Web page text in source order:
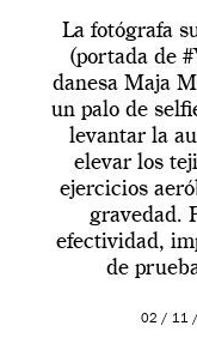
La fotógrafa
(portada de
danesa Maja
un palo de
levantar la
elevar los
ejercicios
gravedad.
efectividad,
de
02 / 11